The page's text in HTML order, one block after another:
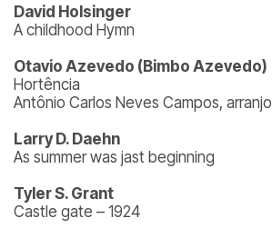
David Holsinger
A childhood Hymn
Otavio Azevedo (Bimbo Azevedo)
Hortência
Antônio Carlos Neves Campos, arranjo
Larry D. Daehn
As summer was jast beginning
Tyler S. Grant
Castle gate – 1924